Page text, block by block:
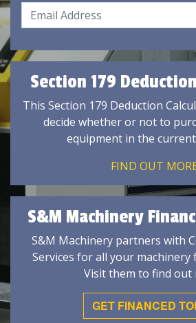
Section 179
This Section 179 Deduction
decide whether or not to
equipment in the
FIND OUT
S&M Machinery
S&M Machinery partners with
Services for all your machinery
Visit them to find out
GET FINANCED